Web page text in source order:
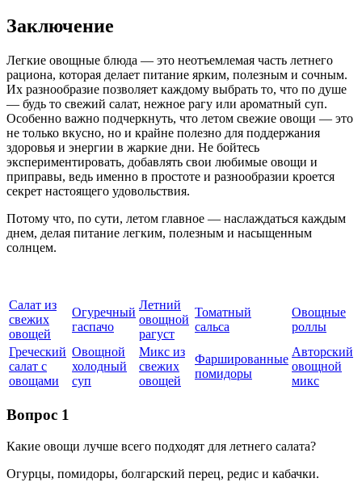
Заключение
Легкие овощные блюда — это неотъемлемая часть летнего
рациона, которая делает питание ярким, полезным и сочным.
Их разнообразие позволяет каждому выбрать то, что по душе
— будь то свежий салат, нежное рагу или ароматный суп.
Особенно важно подчеркнуть, что летом свежие овощи — это
не только вкусно, но и крайне полезно для поддержания
здоровья и энергии в жаркие дни. Не бойтесь
экспериментировать, добавлять свои любимые овощи и
приправы, ведь именно в простоте и разнообразии кроется
секрет настоящего удовольствия.
Потому что, по сути, летом главное — наслаждаться каждым
днем, делая питание легким, полезным и насыщенным
солнцем.
Салат из
свежих
овощей
Огуречный
гаспачо
Летний
овощной
рагуст
Томатный
сальса
Овощные
роллы
Греческий
салат с
овощами
Овощной
холодный
суп
Микс из
свежих
овощей
Фаршированные
помидоры
Авторский
овощной
микс
Вопрос 1
Какие овощи лучше всего подходят для летнего салата?
Огурцы, помидоры, болгарский перец, редис и кабачки.